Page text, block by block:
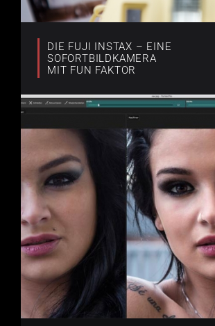
DIE FUJI INSTAX – EINE
SOFORTBILDKAMERA
MIT FUN FAKTOR